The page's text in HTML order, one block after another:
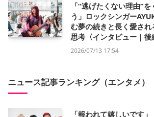
「“逃げたくない理由”
う」ロックシンガー
む夢の続きと長く愛さ
思考〈インタビュー｜後
2026/07/13 17:54
ニュース記事ランキング（エンタメ）
「報われて嬉しいです